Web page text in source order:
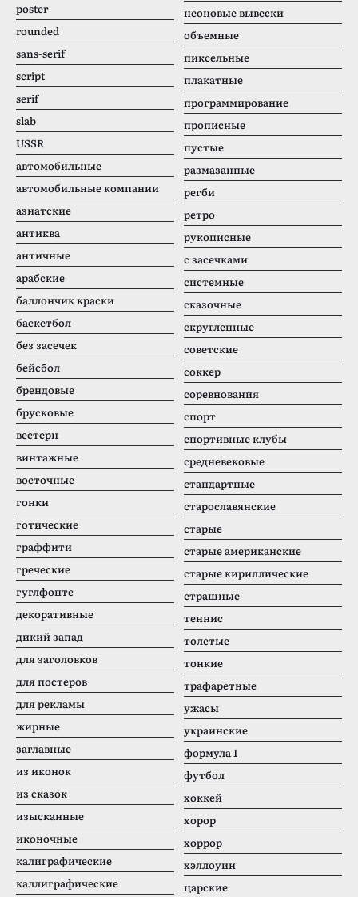
poster
rounded
sans-serif
script
serif
slab
USSR
автомобильные
автомобильные компании
азиатские
антиква
античные
арабские
баллончик краски
баскетбол
без засечек
бейсбол
брендовые
брусковые
вестерн
винтажные
восточные
гонки
готические
граффити
греческие
гуглфонтс
декоративные
дикий запад
для заголовков
для постеров
для рекламы
жирные
заглавные
из иконок
из сказок
изысканные
иконочные
калиграфические
каллиграфические
неоновые вывески
объемные
пиксельные
плакатные
программирование
прописные
пустые
размазанные
регби
ретро
рукописные
с засечками
системные
сказочные
скругленные
советские
соккер
соревнования
спорт
спортивные клубы
средневековые
стандартные
старославянские
старые
старые американские
старые кириллические
страшные
теннис
толстые
тонкие
трафаретные
ужасы
украинские
формула 1
футбол
хоккей
хорор
хоррор
хэллоуин
царские